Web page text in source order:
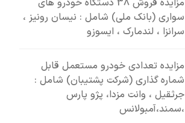
مزایده فروش 38 دستگاه خودرو های
سواری (بانک ملی) شامل : نیسان رونیز ،
سرانزا ، لندمارک ، ایسوزو
مزایده تعدادی خودرو مستعمل قابل
شماره گذاری (شرکت پشتیبان) شامل :
جرثقیل ، وانت مزدا، پژو پارس
،سمند،آمبولانس